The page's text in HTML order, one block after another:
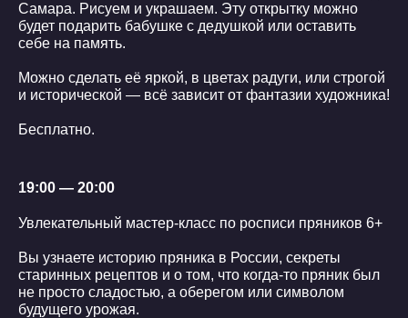
Самара. Рисуем и украшаем. Эту открытку можно
будет подарить бабушке с дедушкой или оставить
себе на память.
Можно сделать её яркой, в цветах радуги, или строгой
и исторической — всё зависит от фантазии художника!
Бесплатно.
19:00 — 20:00
Увлекательный мастер-класс по росписи пряников 6+
Вы узнаете историю пряника в России, секреты
старинных рецептов и о том, что когда-то пряник был
не просто сладостью, а оберегом или символом
будущего урожая.